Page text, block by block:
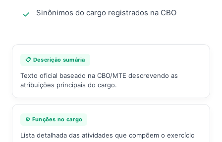
Sinônimos do cargo registrados na CBO
📋 Descrição sumária
Texto oficial baseado na CBO/MTE descrevendo as
atribuições principais do cargo.
⚙️ Funções no cargo
Lista detalhada das atividades que compõem o exercício